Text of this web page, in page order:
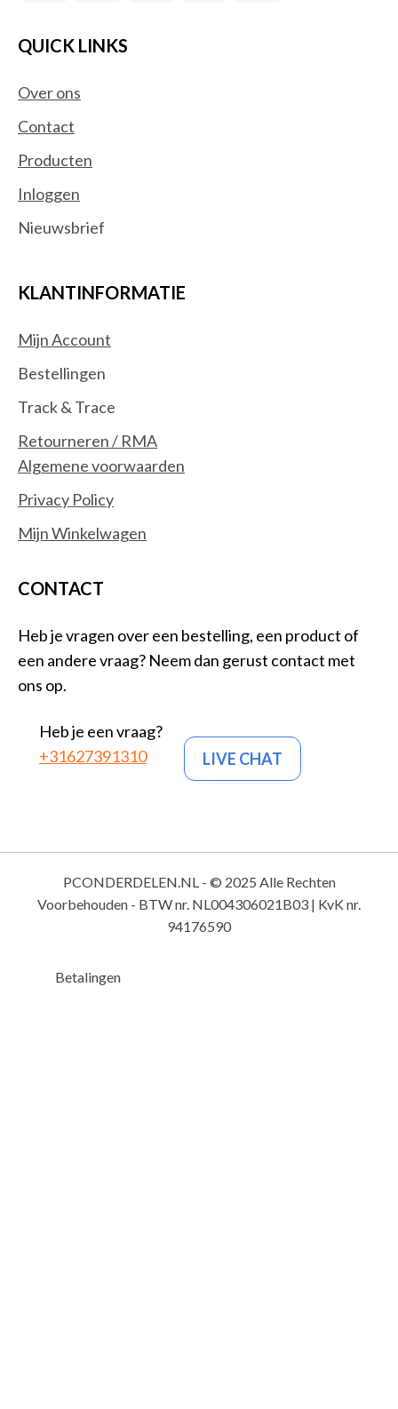
QUICK LINKS
Over ons
Contact
Producten
Inloggen
Nieuwsbrief
KLANTINFORMATIE
Mijn Account
Bestellingen
Track & Trace
Retourneren / RMA
Algemene voorwaarden
Privacy Policy
Mijn Winkelwagen
CONTACT
Heb je vragen over een bestelling, een product of
een andere vraag? Neem dan gerust contact met
ons op.
Heb je een vraag?
+31627391310
LIVE CHAT
PCONDERDELEN.NL - © 2025 Alle Rechten
Voorbehouden - BTW nr. NL004306021B03 | KvK nr.
94176590
Betalingen